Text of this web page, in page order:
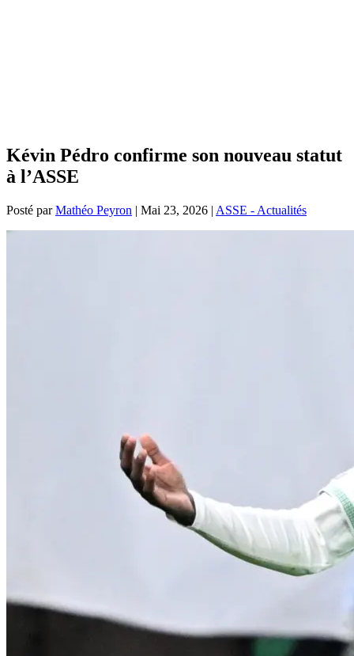
Kévin Pédro confirme son nouveau statut
à l’ASSE
Posté parMathéo Peyron | Mai 23, 2026 | ASSE - Actualités